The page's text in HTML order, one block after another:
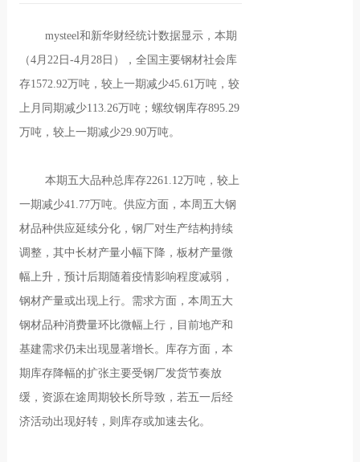
mysteel和新华财经统计数据显示，本期
（4月22日-4月28日），全国主要钢材社会库
存1572.92万吨，较上一期减少45.61万吨，较
上月同期减少113.26万吨；螺纹钢库存895.29
万吨，较上一期减少29.90万吨。
本期五大品种总库存2261.12万吨，较上
一期减少41.77万吨。供应方面，本周五大钢
材品种供应延续分化，钢厂对生产结构持续
调整，其中长材产量小幅下降，板材产量微
幅上升，预计后期随着疫情影响程度减弱，
钢材产量或出现上行。需求方面，本周五大
钢材品种消费量环比微幅上行，目前地产和
基建需求仍未出现显著增长。库存方面，本
期库存降幅的扩张主要受钢厂发货节奏放
缓，资源在途周期较长所导致，若五一后经
济活动出现好转，则库存或加速去化。